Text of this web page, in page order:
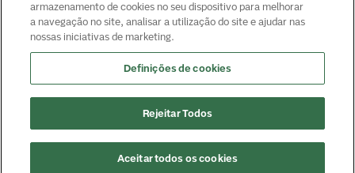
Saber mais
Responsáveis técnicos: Alphaville: Dr. João Paulo Muaccad Gama
135237
armazenamento de cookies no seu dispositivo para melhorar
a navegação no site, analisar a utilização do site e ajudar nas
nossas iniciativas de marketing.
Definições de cookies
Rejeitar Todos
Aceitar todos os cookies